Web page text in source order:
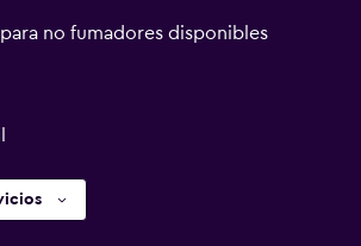
no fumadores disponibles